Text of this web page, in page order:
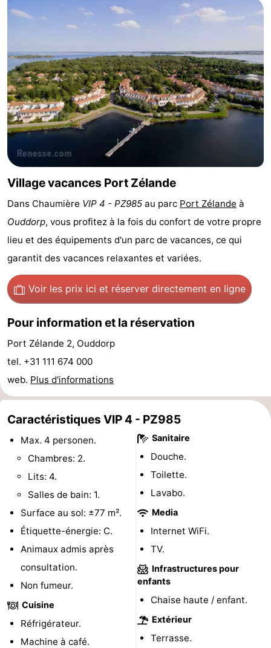
Julianahoeve
-
Port
Greve
-
Port
Zélande
-
Resort
Haamstede
-
Résidence
't
Hof
Haamstede
Schouwen
-
Schouwse
Valleien
-
Haert
Wijde
Blick
-
Zeeland
-
Kust
Zonnedorp
-
’t
Hof
van
Haamstede
Hôtels
Last
minutes
Plages
Lieux
Musées
-
Églises
-
Moulins
-
Points
Attractions
Village vacances Port Zélande
Dans Chaumière VIP 4 - PZ985 au parc Port Zélande à
Ouddorp, vous profitez à la fois du confort de votre propre
lieu et des équipements d'un parc de vacances, ce qui
garantit des vacances relaxantes et variées.
Voir les prix ici et réserver directement en ligne
Pour information et la réservation
Port Zélande 2, Ouddorp
tel. +31 111 674 000
web. Plus d'informations
Caractéristiques VIP 4 - PZ985
Max. 4 personen.
Chambres: 2.
Lits: 4.
Salles de bain: 1.
Surface au sol: ±77 m².
Étiquette-énergie: C.
Animaux admis après
consultation.
Non fumeur.
Cuisine
Réfrigérateur.
Machine à café.
Sanitaire
Douche.
Toilette.
Lavabo.
Media
Internet WiFi.
TV.
Infrastructures pour
enfants
Chaise haute / enfant.
Extérieur
Terrasse.